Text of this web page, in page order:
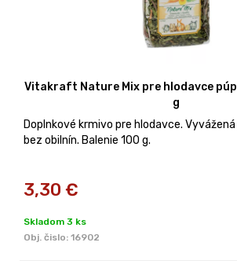
Vitakraft Nature Mix pre hlodavce
g
Doplnkové krmivo pre hlodavce.
bez obilnín. Balenie 100 g.
3,30 €
Skladom 3 ks
Obj. čislo: 16902